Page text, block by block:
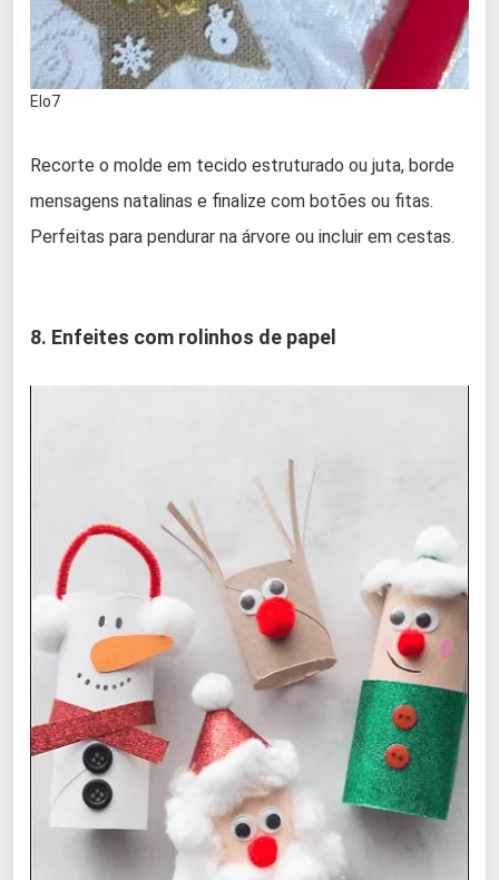
Elo7
Recorte o molde em tecido estruturado ou juta, borde
mensagens natalinas e finalize com botões ou fitas.
Perfeitas para pendurar na árvore ou incluir em cestas.
8. Enfeites com rolinhos de papel